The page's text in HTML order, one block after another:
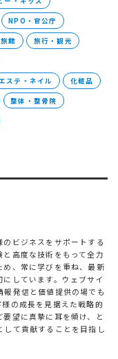
NPO・官公庁
館 旅行・観光
ステ・ネイル 化粧品
整体・整骨院
ビジネスをサポートする
高度な技術をもって全力
、常に学びを重ね、最新
しています。ウェブサイ
発信と価値提供の場でも
の成長を見据えた戦略的
望に真摯に耳を傾け、と
て貢献することを目指し